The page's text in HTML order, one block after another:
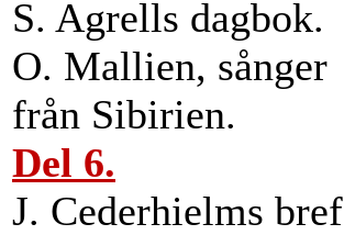
S. Agrells dagbok.
O. Mallien, sånger
från Sibirien.
Del 6.
J. Cederhielms bref